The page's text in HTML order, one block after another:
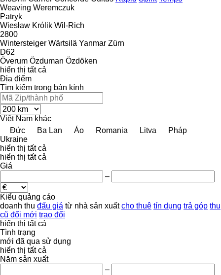
Weaving Weremczuk
Patryk
Wiesław Królik Wil-Rich
2800
Wintersteiger Wärtsilä Yanmar Zürn
D62
Överum Özduman Özdöken
hiển thị tất cả
Địa điểm
Tìm kiếm trong bán kính
Việt Nam khác
Đức
Ba Lan Áo Romania Litva
Pháp
Ukraine
hiển thị tất cả
hiển thị tất cả
Giá
–
Kiểu quảng cáo
doanh thu đấu giá từ nhà sản xuất cho thuê tín dụng trả góp thu
cũ đổi mới trao đổi
hiển thị tất cả
Tình trạng
mới đã qua sử dụng
hiển thị tất cả
Năm sản xuất
–